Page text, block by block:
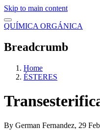
Skip to main content
QUÍMICA ORGÁNICA
Breadcrumb
Home
ÉSTERES
By German Fernandez, 29